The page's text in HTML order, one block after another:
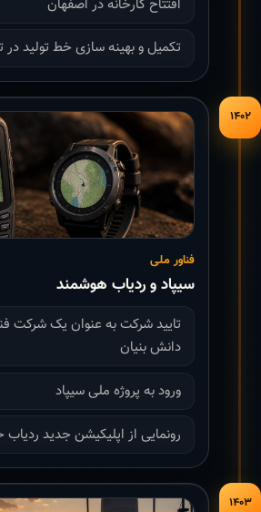
افتتاح کارخانه در اصفهان
تکمیل و بهینه سازی خط تولید در
۱۴۰۲
فناور ملی
سیپاد و ردیاب هوشمند
دانش بنیان
ورود به پروژه ملی سیپاد
رونمایی از اپلیکیشن جدید ردیاب
۱۴۰۳